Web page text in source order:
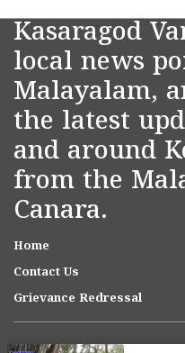
Kasaragod
local news
Malayalam,
the latest
and around
from the
Canara.
Home
Contact Us
Grievance Redressal